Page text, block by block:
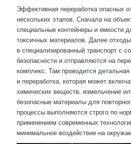
Эффективная переработка опасных
нескольких этапов. Сначала на
специальные контейнеры и емкости
токсичных материалов. Далее
в специализированный транспорт с
безопасности и отправляются на
комплекс. Там проводится детальная
и переработка, которая может
химических веществ, измельчение
безопасные материалы для
процессы выполняются строго по
применением современных
минимальное воздействие на